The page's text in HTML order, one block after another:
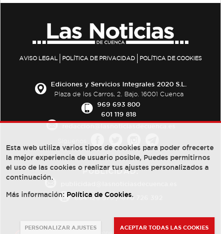
AVISO LEGAL POLÍTICA DE PRIVACIDAD POLÍTICA DE COOKIES
Ediciones y Servicios Integrales 2020 S.L.
Plaza de los Carros, 2. Bajo. 16001 Cuenca
969 693 800
601 119 818
PUBLICIDAD:
684 126 573/670 726 392
Esta web utiliza varios tipos de cookies para poder ofrecerte
la mejor experiencia de usuario posible, Puedes permitirnos
el uso de las cookies o realizar tus ajustes personalizados a
continuación.
Más información: Política de Cookies.
PERSONALIZAR AJUSTES ACEPTAR TODAS LAS COOKIES